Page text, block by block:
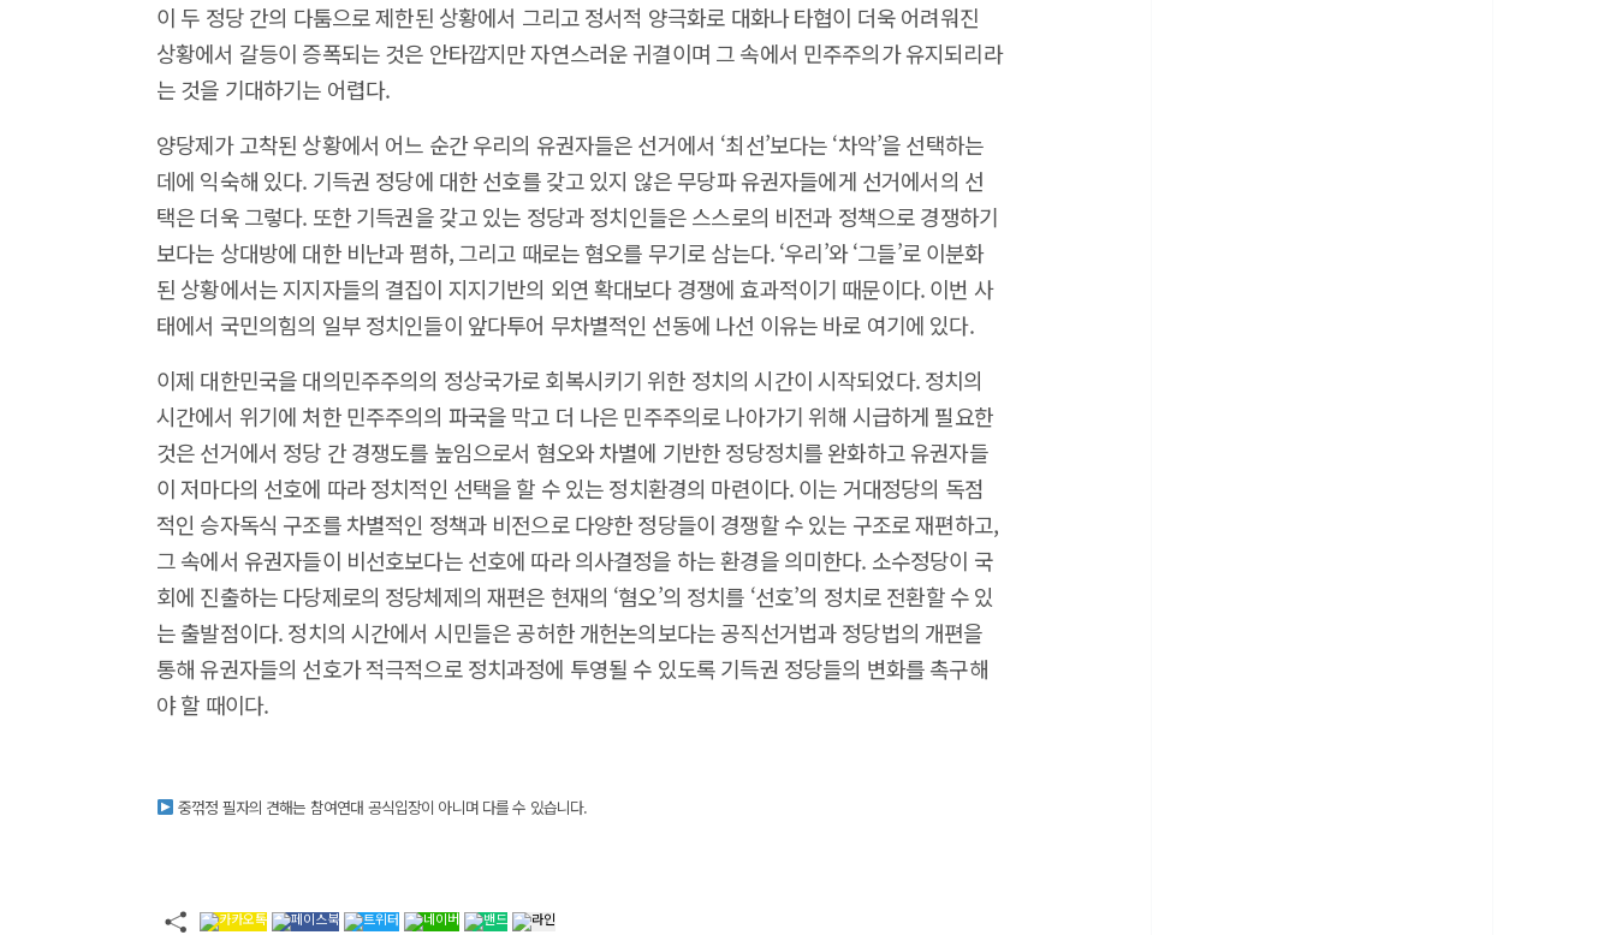
이 두 정당 간의 다툼으로 제한된 상황에서 그리고 정서적 양극화로 대화나 타협이 더욱 어려워진
상황에서 갈등이 증폭되는 것은 안타깝지만 자연스러운 귀결이며 그 속에서 민주주의가 유지되리라
는 것을 기대하기는 어렵다.
양당제가 고착된 상황에서 어느 순간 우리의 유권자들은 선거에서 ‘최선’보다는 ‘차악’을 선택하는
데에 익숙해 있다. 기득권 정당에 대한 선호를 갖고 있지 않은 무당파 유권자들에게 선거에서의 선
택은 더욱 그렇다. 또한 기득권을 갖고 있는 정당과 정치인들은 스스로의 비전과 정책으로 경쟁하기
보다는 상대방에 대한 비난과 폄하, 그리고 때로는 혐오를 무기로 삼는다. ‘우리’와 ‘그들’로 이분화
된 상황에서는 지지자들의 결집이 지지기반의 외연 확대보다 경쟁에 효과적이기 때문이다. 이번 사
태에서 국민의힘의 일부 정치인들이 앞다투어 무차별적인 선동에 나선 이유는 바로 여기에 있다.
이제 대한민국을 대의민주주의의 정상국가로 회복시키기 위한 정치의 시간이 시작되었다. 정치의
시간에서 위기에 처한 민주주의의 파국을 막고 더 나은 민주주의로 나아가기 위해 시급하게 필요한
것은 선거에서 정당 간 경쟁도를 높임으로서 혐오와 차별에 기반한 정당정치를 완화하고 유권자들
이 저마다의 선호에 따라 정치적인 선택을 할 수 있는 정치환경의 마련이다. 이는 거대정당의 독점
적인 승자독식 구조를 차별적인 정책과 비전으로 다양한 정당들이 경쟁할 수 있는 구조로 재편하고,
그 속에서 유권자들이 비선호보다는 선호에 따라 의사결정을 하는 환경을 의미한다. 소수정당이 국
회에 진출하는 다당제로의 정당체제의 재편은 현재의 ‘혐오’의 정치를 ‘선호’의 정치로 전환할 수 있
는 출발점이다. 정치의 시간에서 시민들은 공허한 개헌논의보다는 공직선거법과 정당법의 개편을
통해 유권자들의 선호가 적극적으로 정치과정에 투영될 수 있도록 기득권 정당들의 변화를 촉구해
야 할 때이다.
중꺾정 필자의 견해는 참여연대 공식입장이 아니며 다를 수 있습니다.